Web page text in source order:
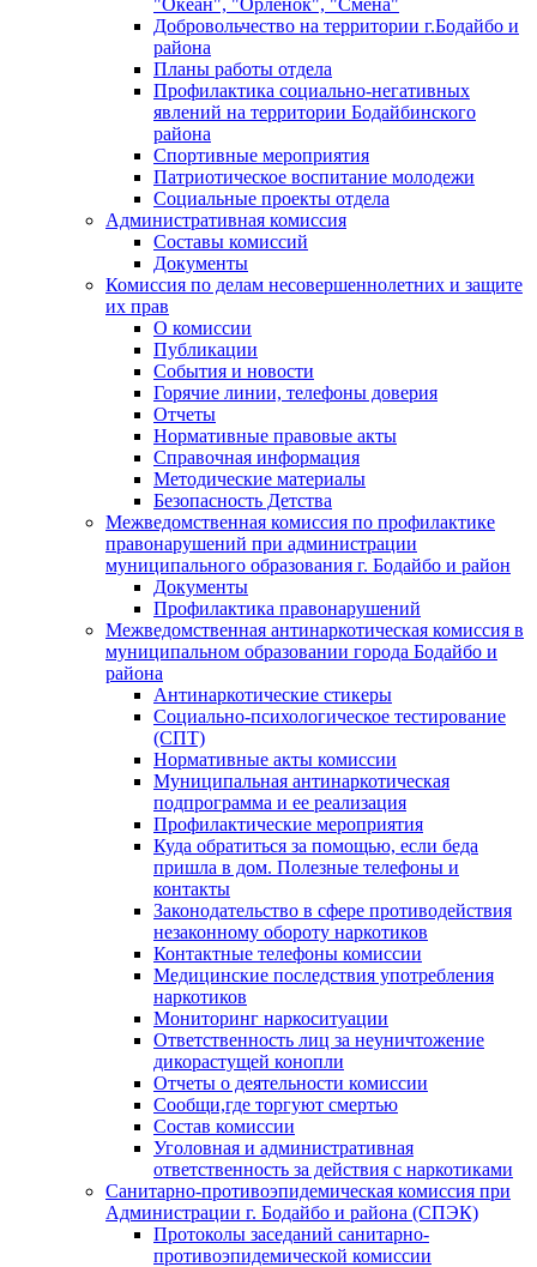
"Океан", "Орленок", "Смена"
Добровольчество на территории г.Бодайбо и
района
Планы работы отдела
Профилактика социально-негативных
явлений на территории Бодайбинского
района
Спортивные мероприятия
Патриотическое воспитание молодежи
Социальные проекты отдела
Административная комиссия
Составы комиссий
Документы
Комиссия по делам несовершеннолетних и защите
их прав
О комиссии
Публикации
События и новости
Горячие линии, телефоны доверия
Отчеты
Нормативные правовые акты
Справочная информация
Методические материалы
Безопасность Детства
Межведомственная комиссия по профилактике
правонарушений при администрации
муниципального образования г. Бодайбо и район
Документы
Профилактика правонарушений
Межведомственная антинаркотическая комиссия в
муниципальном образовании города Бодайбо и
района
Антинаркотические стикеры
Социально-психологическое тестирование
(СПТ)
Нормативные акты комиссии
Муниципальная антинаркотическая
подпрограмма и ее реализация
Профилактические мероприятия
Куда обратиться за помощью, если беда
пришла в дом. Полезные телефоны и
контакты
Законодательство в сфере противодействия
незаконному обороту наркотиков
Контактные телефоны комиссии
Медицинские последствия употребления
наркотиков
Мониторинг наркоситуации
Ответственность лиц за неуничтожение
дикорастущей конопли
Отчеты о деятельности комиссии
Сообщи,где торгуют смертью
Состав комиссии
Уголовная и административная
ответственность за действия с наркотиками
Санитарно-противоэпидемическая комиссия при
Администрации г. Бодайбо и района (СПЭК)
Протоколы заседаний санитарно-
противоэпидемической комиссии